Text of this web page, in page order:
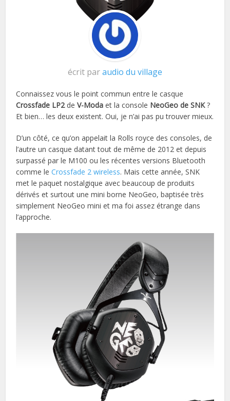
écrit paraudio du village
Connaissez vous le point commun entre le casque
Crossfade LP2de V-Moda et la console NeoGeo de SNK?
Et bien… les deux existent. Oui, je n’ai pas pu trouver mieux.
D’un côté, ce qu’on appelait la Rolls royce des consoles, de
l’autre un casque datant tout de même de 2012 et depuis
surpassé par le M100 ou les récentes versions Bluetooth
comme leCrossfade 2 wireless. Mais cette année, SNK
met le paquet nostalgique avec beaucoup de produits
dérivés et surtout une mini borne NeoGeo, baptisée très
simplement NeoGeo mini et ma foi assez étrange dans
l’approche.